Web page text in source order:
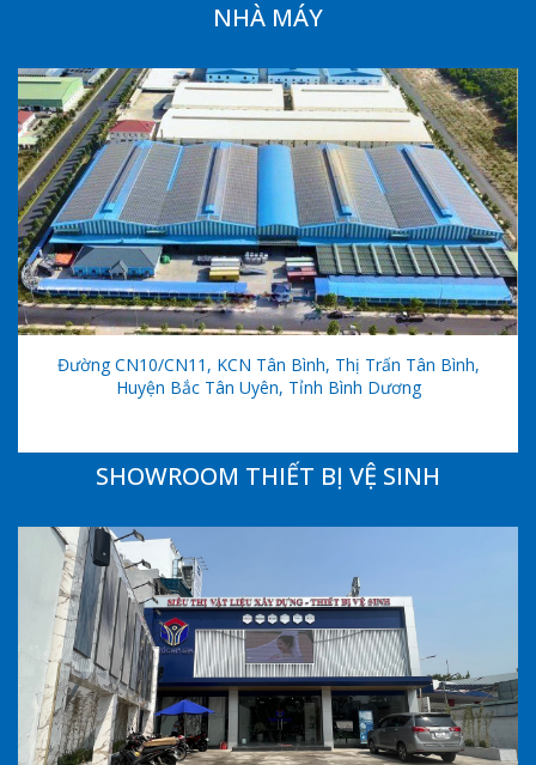
NHÀ MÁY
Đường CN10/CN11, KCN Tân Bình, Thị Trấn Tân Bình,
Huyện Bắc Tân Uyên, Tỉnh Bình Dương
SHOWROOM THIẾT BỊ VỆ SINH